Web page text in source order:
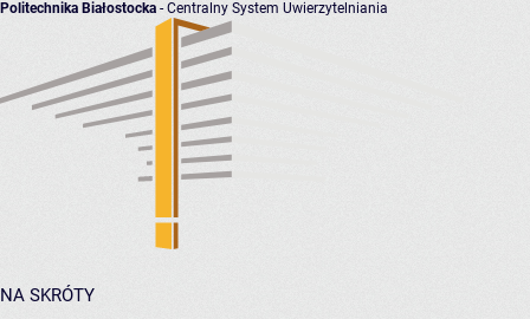
Politechnika Białostocka - Centralny System Uwierzytelniania
NA SKRÓTY